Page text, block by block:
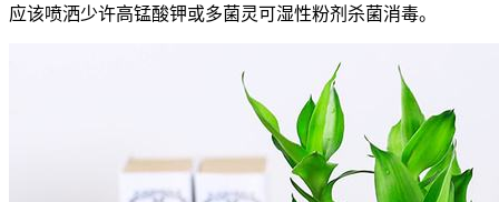
应该喷洒少许高锰酸钾或多菌灵可湿性粉剂杀菌消毒。